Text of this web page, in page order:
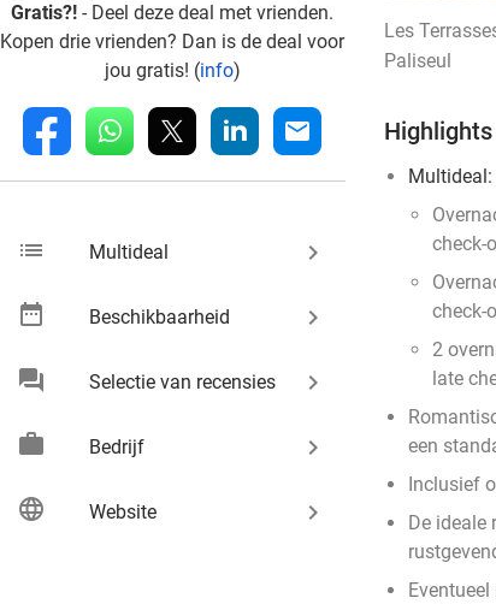
Gratis?! - Deel deze deal met vrienden.
Kopen drie vrienden? Dan is de deal voor
jou gratis! (info)
fb whatsapp linkedin mail
list Multideal keyboard_arrow_right
date_range Beschikbaarheid keyboard_arrow_right
chat Selectie van recensies keyboard_arrow_right
work Bedrijf keyboard_arrow_right
language Website keyboard_arrow_right
Les
Paliseul
Highlights
Multideal:
check-
check-
2
late
een
Inclusief
De ideale